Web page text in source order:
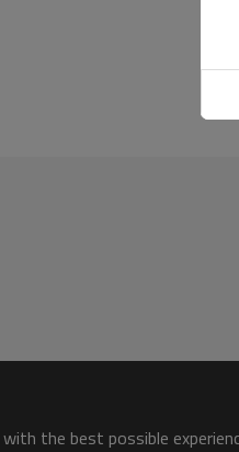
the best possible